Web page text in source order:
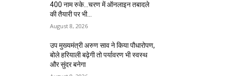
400 नाम रुके…चरण में ऑनलाइन तबादले
की तैयारी पर भी...
August 8, 2026
उप मुख्यमंत्री अरुण साव ने किया पौधारोपण,
बोले हरियाली बढ़ेगी तो पर्यावरण भी स्वस्थ
और सुंदर बनेगा